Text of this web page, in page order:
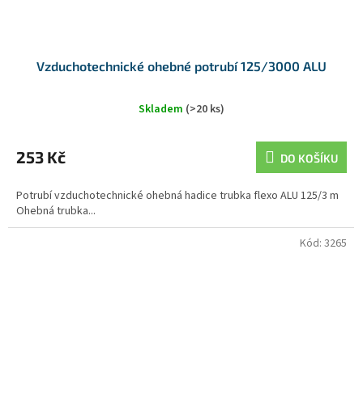
Vzduchotechnické ohebné potrubí 125/3000 ALU
Skladem (>20 ks)
253 Kč DO KOŠÍKU
Potrubí vzduchotechnické ohebná hadice trubka flexo ALU 125/3 m
Ohebná trubka...
Kód: 3265